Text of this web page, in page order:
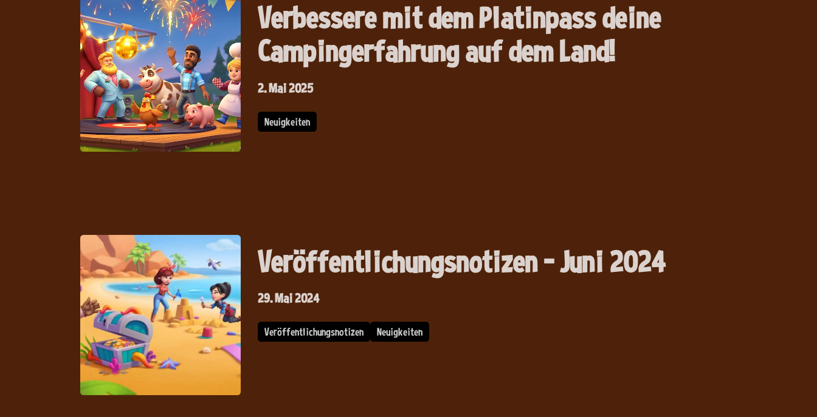
Verbessere mit dem Platinpass deine
Campingerfahrung auf dem Land!
2. Mai 2025
Neuigkeiten
Veröffentlichungsnotizen – Juni 2024
29. Mai 2024
Veröffentlichungsnotizen Neuigkeiten